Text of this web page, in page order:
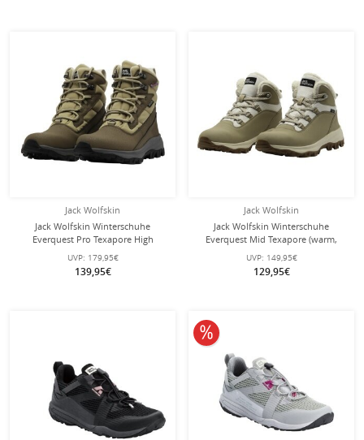
Jack Wolfskin
Jack Wolfskin Winterschuhe
Everquest Pro Texapore High
(wasserdicht, PrimaLoft® Isolierung)
dunkelgrün Damen
UVP: 179,95€
139,95€
Jack Wolfskin
Jack Wolfskin Winterschuhe
Everquest Mid Texapore (warm,
wasserdicht, PFC-Frei) beige Damen
UVP: 149,95€
129,95€
10% reduziert